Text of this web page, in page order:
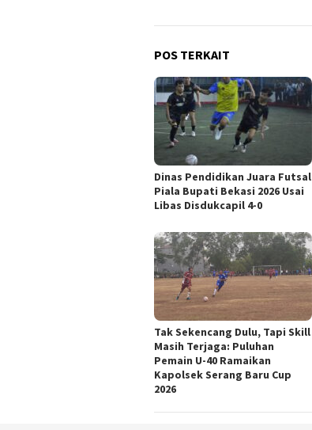
POS TERKAIT
Dinas Pendidikan Juara Futsal
Piala Bupati Bekasi 2026 Usai
Libas Disdukcapil 4-0
Tak Sekencang Dulu, Tapi Skill
Masih Terjaga: Puluhan
Pemain U-40 Ramaikan
Kapolsek Serang Baru Cup
2026